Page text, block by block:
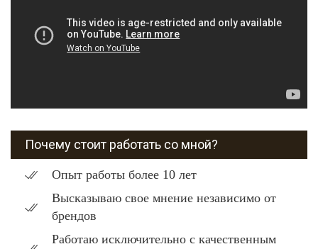
Почему стоит работать со мной?
Опыт работы более 10 лет
Высказываю свое мнение независимо от
брендов
Работаю исключительно с качественным